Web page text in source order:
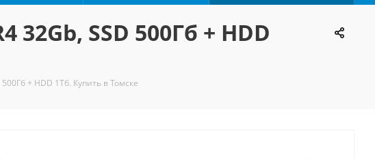
32Gb, SSD 500Гб + HDD
+ HDD 1Тб. Купить в Томске